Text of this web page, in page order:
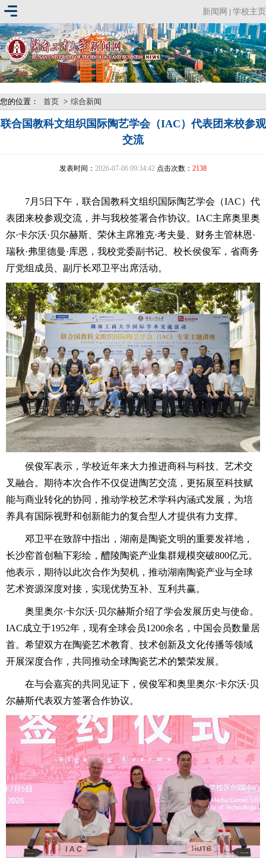
新闻网 学校主页
您的位置： 首页 > 综合新闻
联合国教科文组织国际陶艺学会（IAC）代表团来校参观
交流
发表时间： 2026-07-06 09:34:42 点击次数： 2138
7月5日下午，联合国教科文组织国际陶艺学会（IAC）代
表团来校参观交流，并与我校签署合作协议。IAC主席奥里奥
尔·卡尔沃·贝尔赫斯、荣休主席雅克·考夫曼、财务主管林恩·
瑞秋·弗里德曼·库恩，我校党委副书记、校长侯俊军，省商务
厅党组成员、副厅长邓卫平出席活动。
侯俊军表示，学校近年来大力推进商科与科技、艺术交
叉融合。期待本次合作不仅促进陶艺交流，更拓展至科技赋
能与商业转化的协同，推动学校艺术学科内涵式发展，为培
养具有国际视野和创新能力的复合型人才提供有力支撑。
邓卫平在致辞中指出，湖南是陶瓷文明的重要发祥地，
长沙窑首创釉下彩绘，醴陵陶瓷产业集群规模突破800亿元。
他表示，期待以此次合作为契机，推动湖南陶瓷产业与全球
艺术资源深度对接，实现优势互补、互利共赢。
奥里奥尔·卡尔沃·贝尔赫斯介绍了学会发展历史与使命。
IAC成立于1952年，现有全球会员1200余名，中国会员数量居
首。希望双方在陶瓷艺术教育、技术创新及文化传播等领域
开展深度合作，共同推动全球陶瓷艺术的繁荣发展。
在与会嘉宾的共同见证下，侯俊军和奥里奥尔·卡尔沃·贝
尔赫斯代表双方签署合作协议。